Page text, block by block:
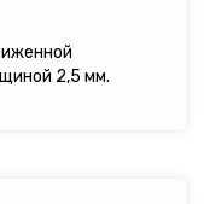
2,5 мм.